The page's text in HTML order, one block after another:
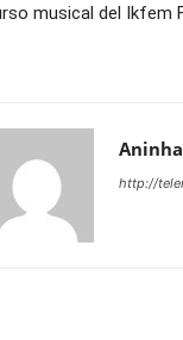
musical del Ikfem
Aninha
http://